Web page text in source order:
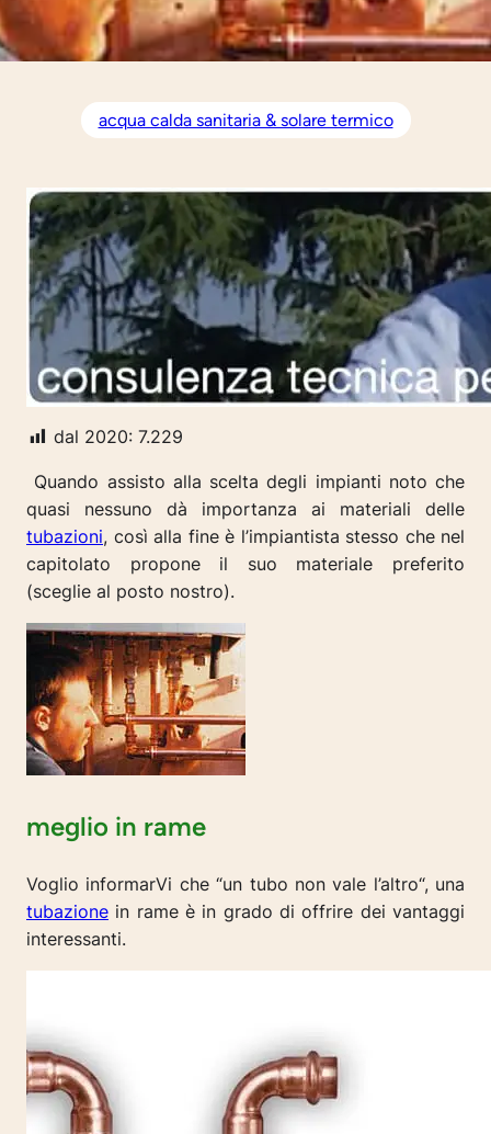
acqua calda sanitaria & solare termico
dal 2020: 7.229
Quando assisto alla scelta degli impianti noto che
quasi nessuno dà importanza ai materiali delle
tubazioni, così alla fine è l’impiantista stesso che nel
capitolato propone il suo materiale preferito
(sceglie al posto nostro).
meglio in rame
Voglio informarVi che “un tubo non vale l’altro“, una
tubazione in rame è in grado di offrire dei vantaggi
interessanti.